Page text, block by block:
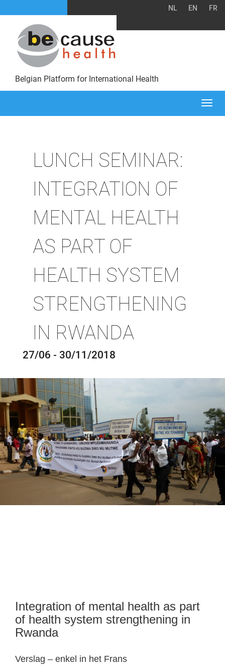
NL EN FR
Belgian Platform for International Health
LUNCH SEMINAR:
INTEGRATION OF
MENTAL HEALTH
AS PART OF
HEALTH SYSTEM
STRENGTHENING
IN RWANDA
27/06 - 30/11/2018
Integration of mental health as part
of health system strengthening in
Rwanda
Verslag – enkel in het Frans